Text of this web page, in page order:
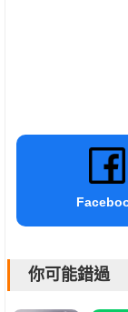
你可能錯過